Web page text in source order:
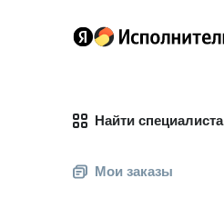
Найти специалиста
Мои заказы